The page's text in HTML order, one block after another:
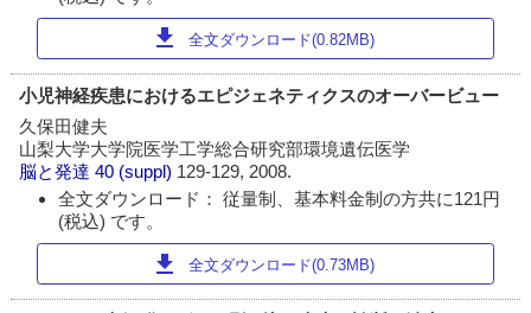
download 全文ダウンロード(0.82MB)
小児神経疾患におけるエピジェネティクスのオーバービュー
久保田健夫
山梨大学大学院医学工学総合研究部環境遺伝医学
脳と発達 40 (suppl) 129-129, 2008.
全文ダウンロード： 従量制、基本料金制の方共に121円
(税込) です。
download 全文ダウンロード(0.73MB)